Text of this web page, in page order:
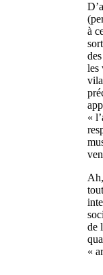
à
les
«
de
«